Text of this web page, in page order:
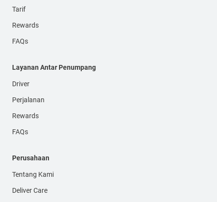
Tarif
Rewards
FAQs
Layanan Antar Penumpang
Driver
Perjalanan
Rewards
FAQs
Perusahaan
Tentang Kami
Deliver Care